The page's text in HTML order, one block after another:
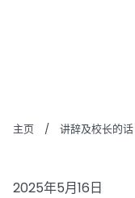
主页 / 讲辞及校长的话
2025年5月16日